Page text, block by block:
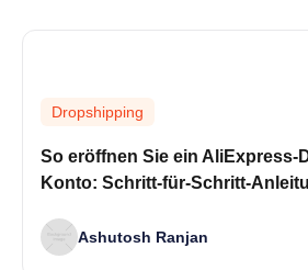
Dropshipping
So eröffnen Sie ein AliExpress-
Konto: Schritt-für-Schritt-
Ashutosh Ranjan